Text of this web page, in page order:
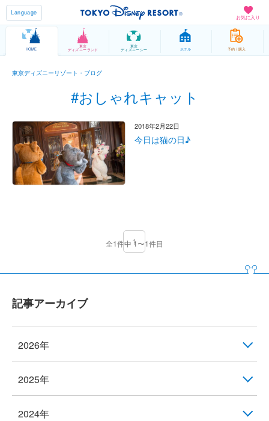
お気に入り
Language
HOME
東京
ディズニーランド
東京
ディズニーシー ホテル 予約 / 購入
東京ディズニーリゾート・ブログ
#おしゃれキャット
2018年2月22日
今日は猫の日♪
1
全1件中 1〜1件目
記事アーカイブ
2026年
2025年
2024年